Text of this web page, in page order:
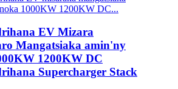
EV Mizara
Mangatsiaka amin'ny
1200KW DC
Supercharger Stack